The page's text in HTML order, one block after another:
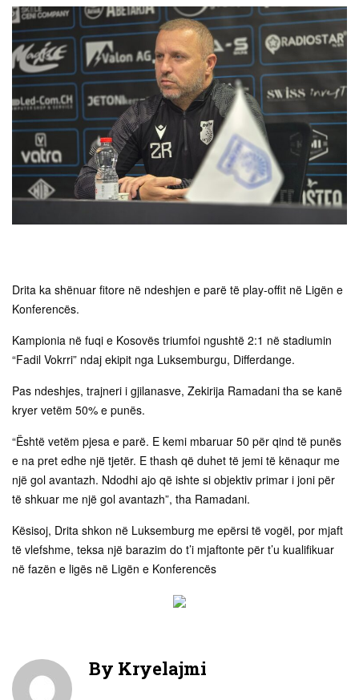
Drita ka shënuar fitore në ndeshjen e parë të play-offit në Ligën e
Konferencës.
Kampionia në fuqi e Kosovës triumfoi ngushtë 2:1 në stadiumin
“Fadil Vokrri” ndaj ekipit nga Luksemburgu, Differdange.
Pas ndeshjes, trajneri i gjilanasve, Zekirija Ramadani tha se kanë
kryer vetëm 50% e punës.
“Është vetëm pjesa e parë. E kemi mbaruar 50 për qind të punës
e na pret edhe një tjetër. E thash që duhet të jemi të kënaqur me
një gol avantazh. Ndodhi ajo që ishte si objektiv primar i joni për
të shkuar me një gol avantazh”, tha Ramadani.
Kësisoj, Drita shkon në Luksemburg me epërsi të vogël, por mjaft
të vlefshme, teksa një barazim do t’i mjaftonte për t’u kualifikuar
në fazën e ligës në Ligën e Konferencës
By Kryelajmi